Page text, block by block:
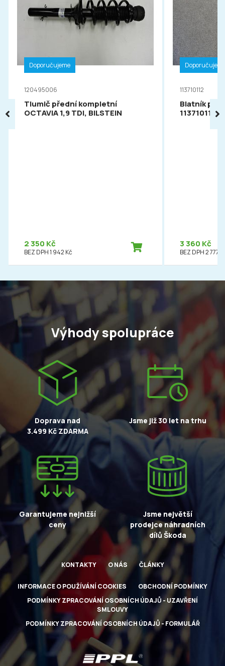
Doporučujeme
120495006
Tlumič přední kompletní
OCTAVIA 1,9 TDI, BILSTEIN
2 350 Kč
BEZ DPH 1 942 Kč
113710112
Blatník
113710112
3 360 Kč
BEZ DPH 2 777
Výhody spolupráce
Doprava nad
3.499 Kč ZDARMA
Jsme již 30 let na trhu
Garantujeme nejnižší
ceny
Jsme největší
prodejce náhradních
dílů Škoda
KONTAKTY O NÁS ČLÁNKY
INFORMACE O POUŽÍVÁNÍ COOKIES
OBCHODNÍ PODMÍNKY
PODMÍNKY ZPRACOVÁNÍ OSOBNÍCH ÚDAJŮ - UZAVŘENÍ
SMLOUVY
PODMÍNKY ZPRACOVÁNÍ OSOBNÍCH ÚDAJŮ - FORMULÁŘ